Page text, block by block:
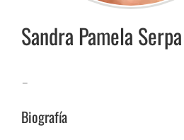
Sandra Pamela
–
Biografía